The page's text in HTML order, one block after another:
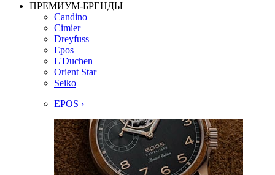
ПРЕМИУМ-БРЕНДЫ
Candino
Cimier
Dreyfuss
Epos
L'Duchen
Orient Star
Seiko
EPOS ›